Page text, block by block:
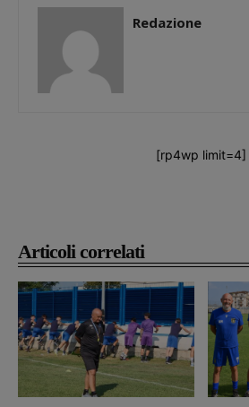
Articoli correlati
Redazione
[rp4wp limit=4]